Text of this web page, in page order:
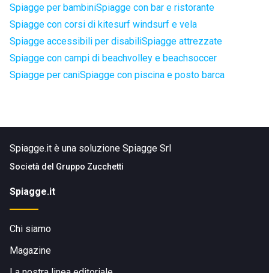
Spiagge per bambiniSpiagge con bar e ristorante
Spiagge con corsi di kitesurf windsurf e vela
Spiagge accessibili per disabiliSpiagge attrezzate
Spiagge con campi di beachvolley e beachsoccer
Spiagge per caniSpiagge con piscina e posto barca
Spiagge.it è una soluzione Spiagge Srl
Società del Gruppo Zucchetti
Spiagge.it
Chi siamo
Magazine